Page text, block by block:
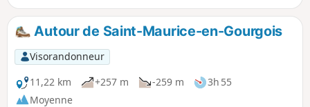
Autour de Saint-Maurice-en-Gourgois
Visorandonneur
11,22 km
+257 m -259 m
3h 55
Moyenne